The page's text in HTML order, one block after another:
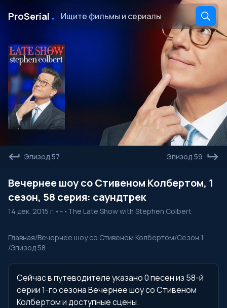
ProSerial ․
Эпизод 57 Эпизод 59
Вечернее шоу со Стивеном Колбертом, 1
сезон, 58 серия: саундтрек
14 дек. 2015 г. • -- • The Late Show with Stephen Colbert
Главная/Вечернее шоу со Стивеном Колбертом/Сезон 1
/Эпизод 58
Сейчас в путеводителе указано 0 песен из 58-й
серии 1-го сезона Вечернее шоу со Стивеном
Колбертом и доступные сцены.